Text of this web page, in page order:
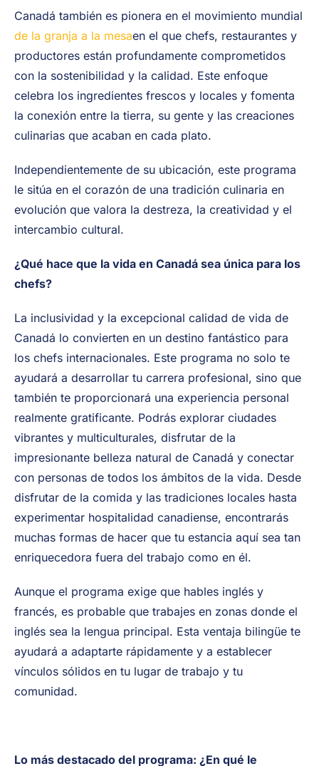
Canadá también es pionera en el movimiento mundial
de la granja a la mesaen el que chefs, restaurantes y
productores están profundamente comprometidos
con la sostenibilidad y la calidad. Este enfoque
celebra los ingredientes frescos y locales y fomenta
la conexión entre la tierra, su gente y las creaciones
culinarias que acaban en cada plato.
Independientemente de su ubicación, este programa
le sitúa en el corazón de una tradición culinaria en
evolución que valora la destreza, la creatividad y el
intercambio cultural.
¿Qué hace que la vida en Canadá sea única para los
chefs?
La inclusividad y la excepcional calidad de vida de
Canadá lo convierten en un destino fantástico para
los chefs internacionales. Este programa no solo te
ayudará a desarrollar tu carrera profesional, sino que
también te proporcionará una experiencia personal
realmente gratificante. Podrás explorar ciudades
vibrantes y multiculturales, disfrutar de la
impresionante belleza natural de Canadá y conectar
con personas de todos los ámbitos de la vida. Desde
disfrutar de la comida y las tradiciones locales hasta
experimentar hospitalidad canadiense, encontrarás
muchas formas de hacer que tu estancia aquí sea tan
enriquecedora fuera del trabajo como en él.
Aunque el programa exige que hables inglés y
francés, es probable que trabajes en zonas donde el
inglés sea la lengua principal. Esta ventaja bilingüe te
ayudará a adaptarte rápidamente y a establecer
vínculos sólidos en tu lugar de trabajo y tu
comunidad.
Lo más destacado del programa: ¿En qué le